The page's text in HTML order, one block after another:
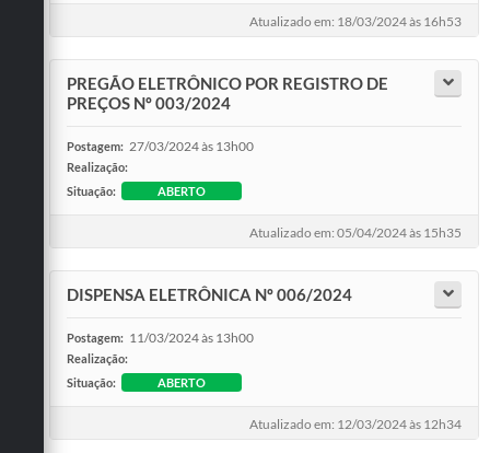
Atualizado em: 18/03/2024 às 16h53
PREGÃO ELETRÔNICO POR REGISTRO DE
PREÇOS Nº 003/2024
Postagem: 27/03/2024 às 13h00
Realização:
Situação:
ABERTO
Atualizado em: 05/04/2024 às 15h35
DISPENSA ELETRÔNICA Nº 006/2024
Postagem: 11/03/2024 às 13h00
Realização:
Situação:
ABERTO
Atualizado em: 12/03/2024 às 12h34